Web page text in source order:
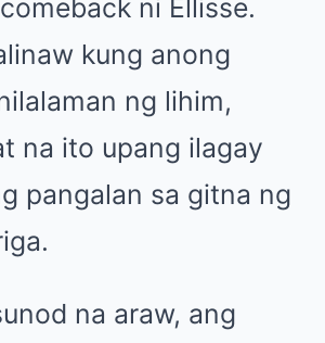
ni Ellisse.
kung anong
ng lihim,
na ito upang ilagay
pangalan sa gitna ng
na araw, ang